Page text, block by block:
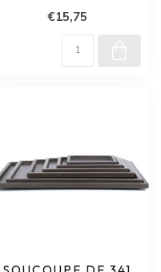
€15,75